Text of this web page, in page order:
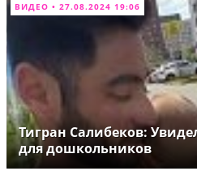
ВИДЕО • 27.08.2024 19:06
Тигран Салибеков:
для дошкольников